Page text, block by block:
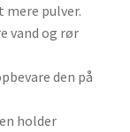
pulver.
vand og rør
den på
holder